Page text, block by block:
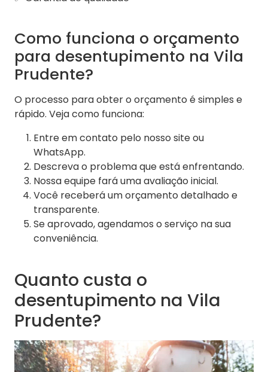
Como funciona o orçamento
para desentupimento na Vila
Prudente?
O processo para obter o orçamento é simples e
rápido. Veja como funciona:
Entre em contato pelo nosso site ou
WhatsApp.
Descreva o problema que está enfrentando.
Nossa equipe fará uma avaliação inicial.
Você receberá um orçamento detalhado e
transparente.
Se aprovado, agendamos o serviço na sua
conveniência.
Quanto custa o
desentupimento na Vila
Prudente?